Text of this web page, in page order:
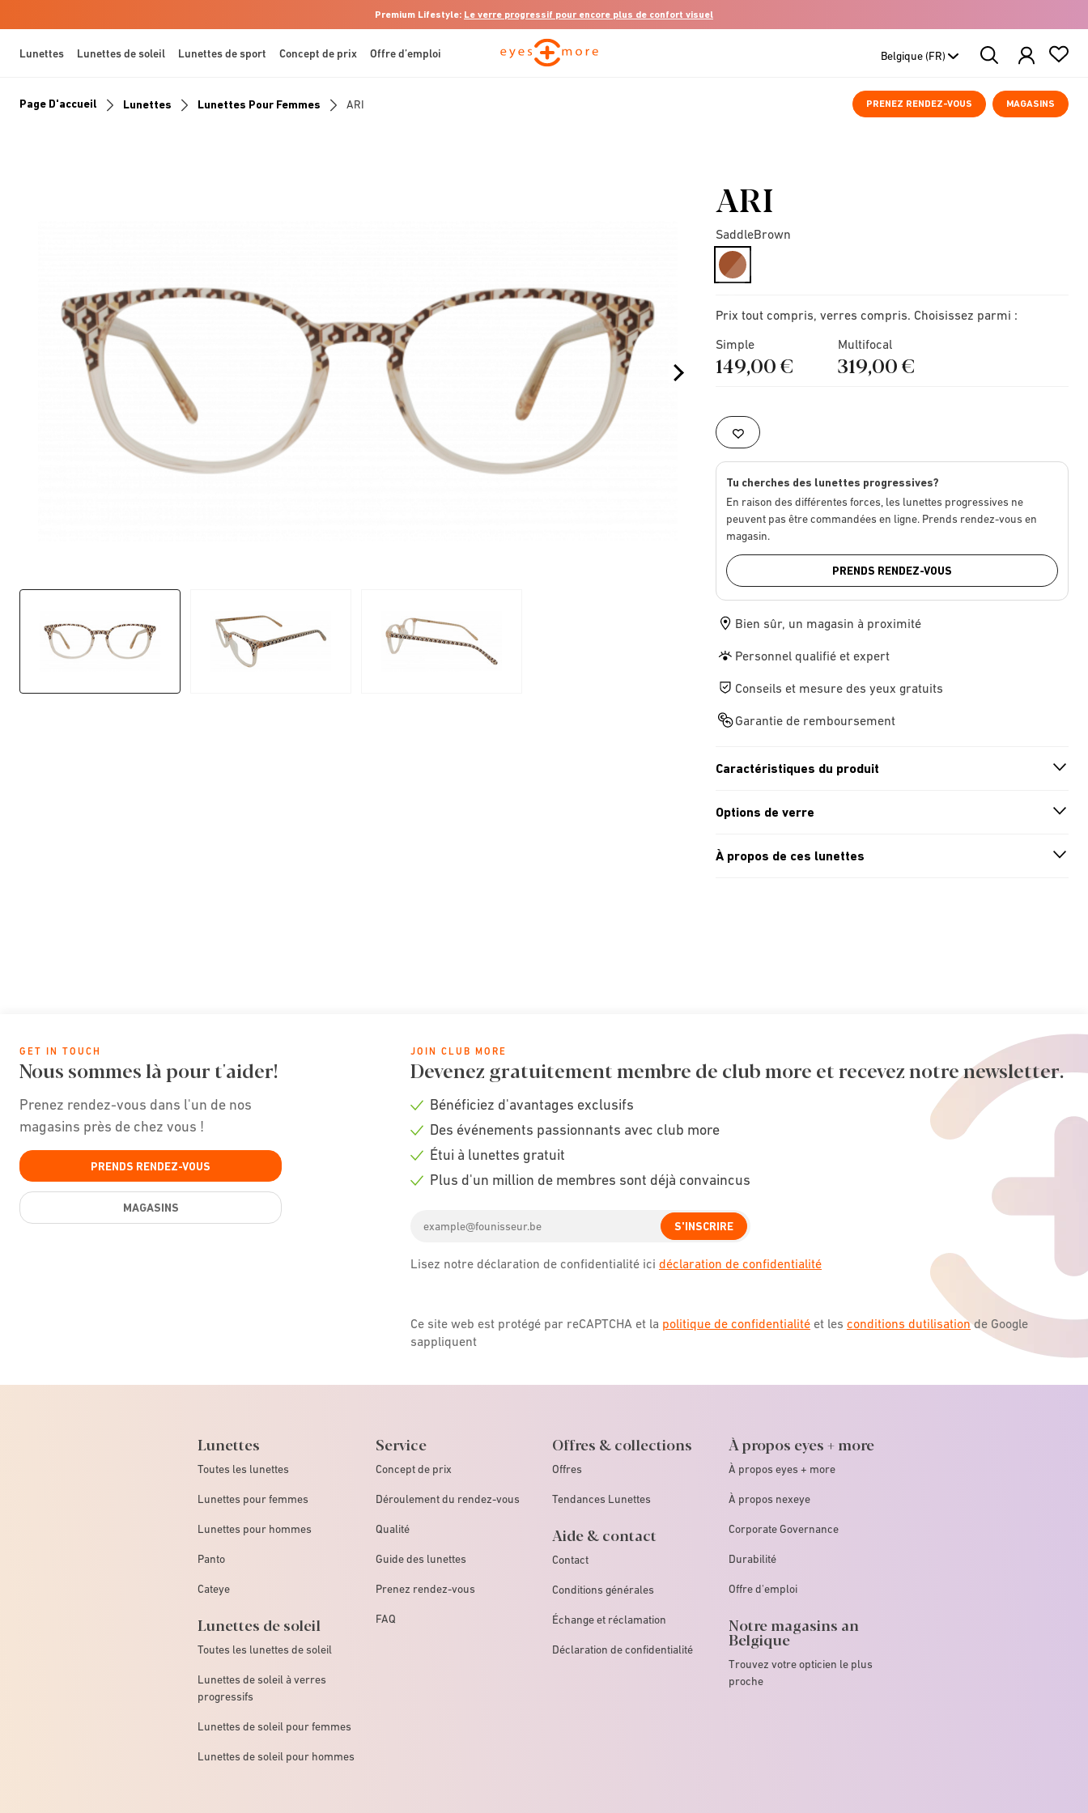
Premium Lifestyle: Le verre progressif pour encore plus de confort visuel
Lunettes Lunettes de soleil Lunettes de sport Concept de prix Offre d’emploi
Search
Products
PRENEZ RENDEZ-VOUS MAGASINS
Page D'accueil Lunettes Lunettes Pour Femmes ARI
ARI
SaddleBrown
selected
Prix tout compris, verres compris. Choisissez parmi :
Simple
149,00 €
Multifocal
319,00 €
Tu cherches des lunettes progressives?
En raison des différentes forces, les lunettes progressives ne
peuvent pas être commandées en ligne. Prends rendez-vous en
magasin.
PRENDS RENDEZ-VOUS
Bien sûr, un magasin à proximité
Personnel qualifié et expert
Conseils et mesure des yeux gratuits
Garantie de remboursement
Caractéristiques du produit
Options de verre
À propos de ces lunettes
GET IN TOUCH
Nous sommes là pour t'aider!
Prenez rendez-vous dans l'un de nos
magasins près de chez vous !
PRENDS RENDEZ-VOUS
MAGASINS
JOIN CLUB MORE
Devenez gratuitement membre de club more et recevez notre newsletter.
Check
Bénéficiez d'avantages exclusifs
Check
Des événements passionnants avec club more
Check
Étui à lunettes gratuit
Plus d'un million de membres sont déjà convaincus
address
S'INSCRIRE
Lisez notre déclaration de confidentialité ici déclaration de confidentialité
Ce site web est protégé par reCAPTCHA et la politique de confidentialité et les conditions dutilisationde Google
sappliquent
Lunettes
Toutes les lunettes
Lunettes pour femmes
Lunettes pour hommes
Panto
Cateye
Lunettes de soleil
Toutes les lunettes de soleil
Lunettes de soleil à verres
progressifs
Lunettes de soleil pour femmes
Lunettes de soleil pour hommes
Service
Concept de prix
Déroulement du rendez-vous
Qualité
Guide des lunettes
Prenez rendez-vous
FAQ
Offres & collections
Offres
Tendances Lunettes
Aide & contact
Contact
Conditions générales
Échange et réclamation
Déclaration de confidentialité
À propos eyes + more
À propos eyes + more
À propos nexeye
Corporate Governance
Durabilité
Offre d'emploi
Notre magasins an
Belgique
Trouvez votre opticien le plus
proche